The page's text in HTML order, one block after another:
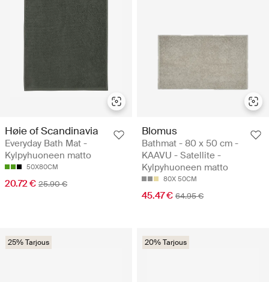
Høie of Scandinavia
Everyday Bath Mat -
Kylpyhuoneen matto
50X80CM
20.72 € 25.90 €
Blomus
Bathmat - 80 x 50 cm -
KAAVU - Satellite -
Kylpyhuoneen matto
80X 50CM
45.47 € 64.95 €
25% Tarjous 20% Tarjous